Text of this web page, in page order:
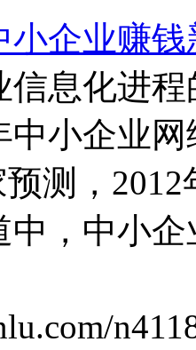
小企业赚钱
信息化进
中小企业
测，
中，中小